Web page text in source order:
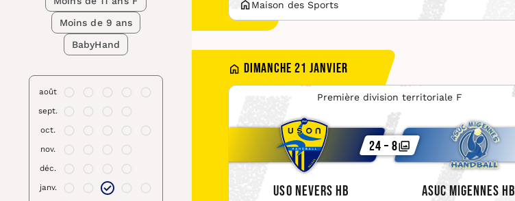
Moins de 9 ans
BabyHand
août
sept.
oct.
nov.
déc.
janv.
Maison des Sports
Dimanche 21 janvier
Première division territoriale F
USO Nevers HB ASUC Migennes HB
24 – 8